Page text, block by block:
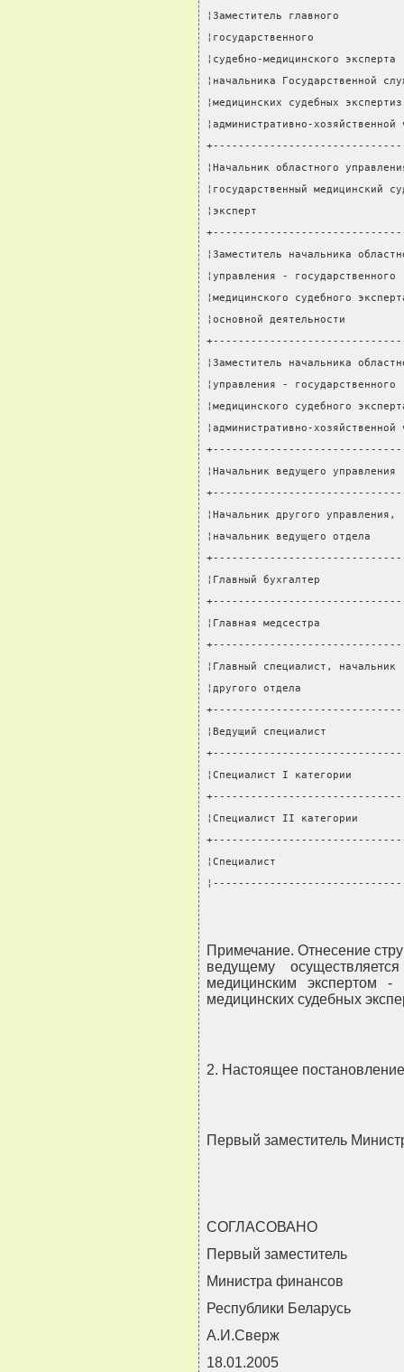
¦Заместитель главного
¦государственного
¦судебно-медицинского
¦начальника
¦медицинских судебных
¦административно-
¦Начальник областного
¦государственный
¦эксперт
¦Заместитель начальника
¦управления -
¦медицинского судебного
¦основной деятельности
¦Заместитель начальника
¦управления -
¦медицинского судебного
¦административно-
¦Начальник ведущего
¦Начальник другого
¦начальник ведущего
¦Главный бухгалтер
¦Главная медсестра
¦Главный специалист,
¦другого отдела
¦Ведущий специалист
¦Специалист I категории
¦Специалист II категории
¦Специалист
Примечание. Отнесение
ведущему
медицинским экспертом -
медицинских судебных
2. Настоящее
Первый заместитель
СОГЛАСОВАНО
Первый заместитель
Министра финансов
Республики Беларусь
А.И.Сверж
18.01.2005